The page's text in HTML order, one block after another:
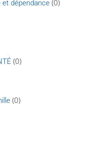
dépendance (0)
(0)
(0)